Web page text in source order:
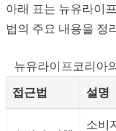
아래 표는 뉴유라이
법의 주요 내용을 정
뉴유라이프코리아
접근법
설명
소비